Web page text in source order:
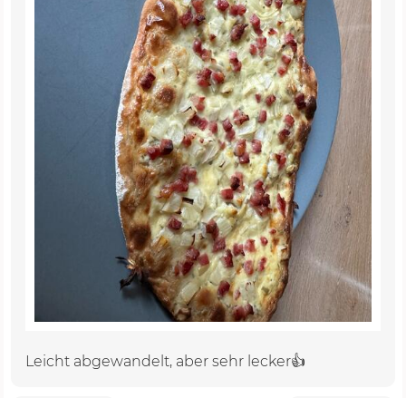
Leicht abgewandelt, aber sehr lecker👍